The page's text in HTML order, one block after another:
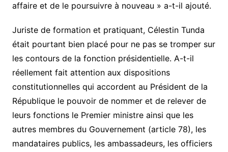
affaire et de le poursuivre à nouveau » a-t-il ajouté.
Juriste de formation et pratiquant, Célestin Tunda
était pourtant bien placé pour ne pas se tromper sur
les contours de la fonction présidentielle. A-t-il
réellement fait attention aux dispositions
constitutionnelles qui accordent au Président de la
République le pouvoir de nommer et de relever de
leurs fonctions le Premier ministre ainsi que les
autres membres du Gouvernement (article 78), les
mandataires publics, les ambassadeurs, les officiers